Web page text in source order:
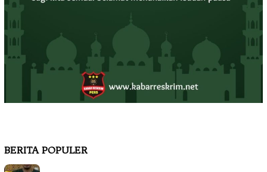
BERITA POPULER